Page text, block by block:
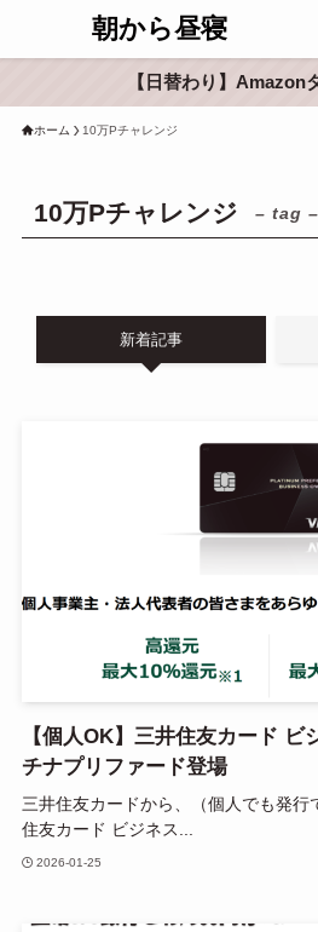
朝から昼寝
【日替わり】Amazon
ホーム 10万Pチャレンジ
10万Pチャレンジ – tag –
新着記事
【個人OK】三井住友カード ビ
チナプリファード登場
三井住友カードから、（個人でも発行
住友カード ビジネス...
2026-01-25